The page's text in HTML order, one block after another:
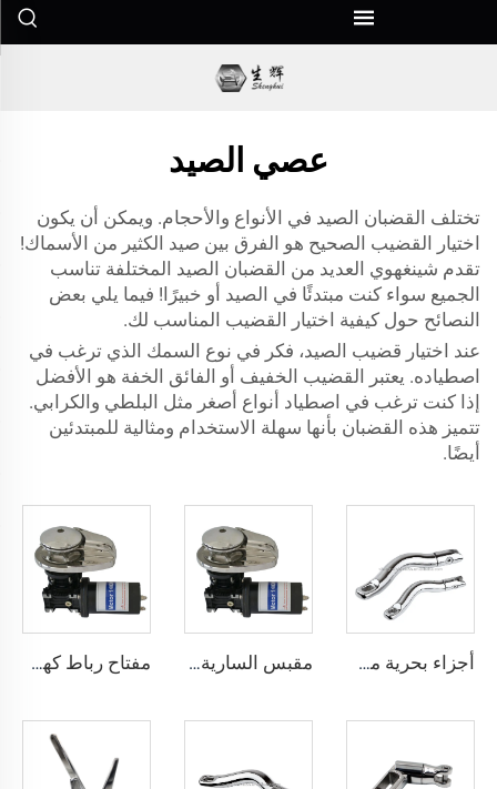
عصي الصيد
تختلف القضبان الصيد في الأنواع والأحجام. ويمكن أن يكون
اختيار القضيب الصحيح هو الفرق بين صيد الكثير من الأسماك!
تقدم شينغهوي العديد من القضبان الصيد المختلفة تناسب
الجميع سواء كنت مبتدئًا في الصيد أو خبيرًا! فيما يلي بعض
النصائح حول كيفية اختيار القضيب المناسب لك.
عند اختيار قضيب الصيد، فكر في نوع السمك الذي ترغب في
اصطياده. يعتبر القضيب الخفيف أو الفائق الخفة هو الأفضل
إذا كنت ترغب في اصطياد أنواع أصغر مثل البلطي والكرابي.
تتميز هذه القضبان بأنها سهلة الاستخدام ومثالية للمبتدئين
أيضًا.
أجزاء بحرية من الفولاذ المقاوم للصدأ، وصلة مرساة، مزلاج مرساة مقبس السارية 12 فولت 24 فولت، محرك كهربائي، مقبس تثبيت للقوارب والسفن واليخوت، مستلزمات بحرية أخرى مفتاح رباط كهربائي 120 فولت مع جهاز تحكم عن بعد لاسلكي، مفتاح مرساة كهربائي للقوارب الصغيرة 12 فولت - 6000 رطل - مفتاح كهربائي 5 أطنان